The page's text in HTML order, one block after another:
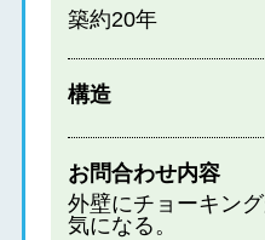
築約20年
構造
お問合わせ内容
外壁にチョーキン
気になる。